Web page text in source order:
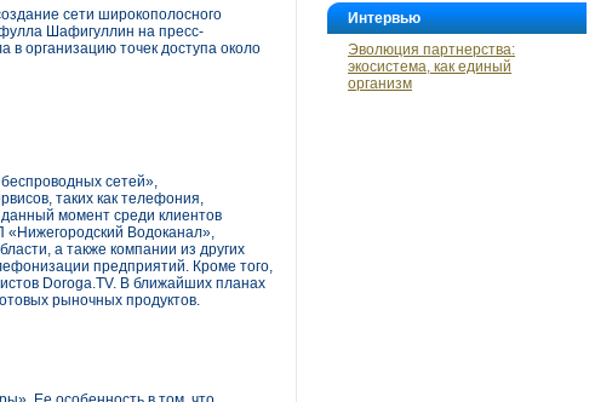
Интервью
Эволюция партнерства:
экосистема, как единый
организм
сети широкополосного
Шафигуллин на пресс-
в организацию точек доступа около
сетей»,
таких как телефония,
момент среди клиентов
Водоканал»,
а также компании из других
предприятий. Кроме того,
Doroga.TV. В ближайших планах
рыночных продуктов.